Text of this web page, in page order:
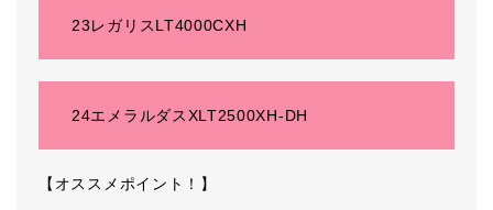
23レガリスLT4000CXH
24エメラルダスXLT2500XH-DH
【オススメポイント！】